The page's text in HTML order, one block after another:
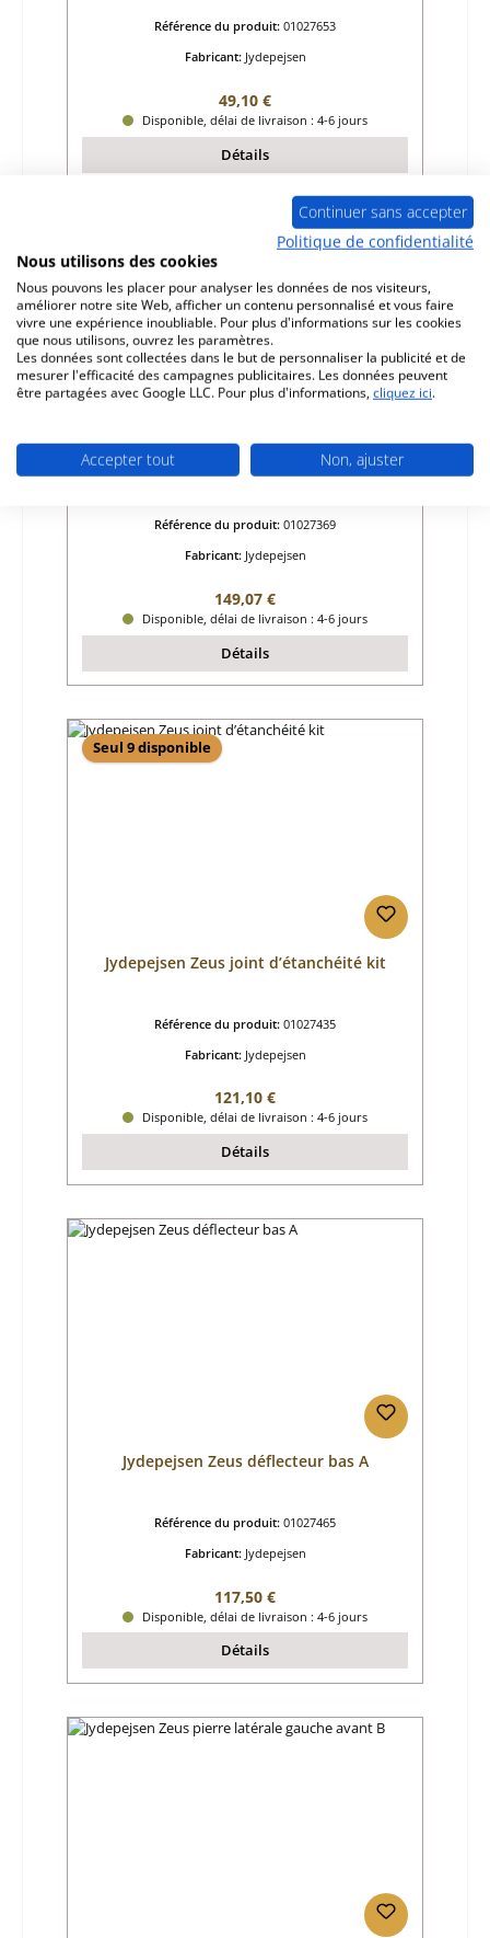
Référence du produit: 01027653
Fabricant: Jydepejsen
Prix régulier :
49,10 €
Disponible, délai de livraison : 4-6 jours
Détails
Jydepejsen Zeus pierre latérale gauche
arrière B
Référence du produit: 01027369
Fabricant: Jydepejsen
Prix régulier :
149,07 €
Disponible, délai de livraison : 4-6 jours
Détails
Seul 9 disponible
Jydepejsen Zeus joint d’étanchéité kit
Référence du produit: 01027435
Fabricant: Jydepejsen
Prix régulier :
121,10 €
Disponible, délai de livraison : 4-6 jours
Détails
Jydepejsen Zeus déflecteur bas A
Référence du produit: 01027465
Fabricant: Jydepejsen
Prix régulier :
117,50 €
Disponible, délai de livraison : 4-6 jours
Détails
Continuer sans accepter
Politique de confidentialité
Nous utilisons des cookies
Nous pouvons les placer pour analyser les données de nos visiteurs,
améliorer notre site Web, afficher un contenu personnalisé et vous faire
vivre une expérience inoubliable. Pour plus d'informations sur les cookies
que nous utilisons, ouvrez les paramètres.
Les données sont collectées dans le but de personnaliser la publicité et de
mesurer l'efficacité des campagnes publicitaires. Les données peuvent
être partagées avec Google LLC. Pour plus d'informations, cliquez ici.
Accepter tout Non, ajuster